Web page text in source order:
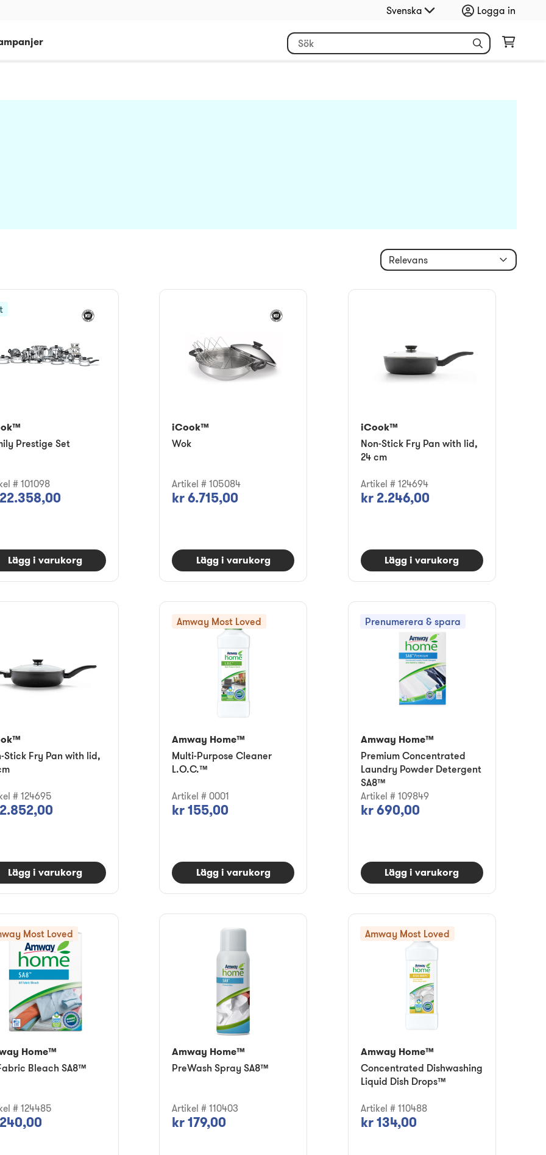
Svenska Logga in
Relevans
Prestige Set
# 101098
Lägg i varukorg
iCook™
Wok
Artikel # 105084
kr 6.715,00
Lägg i varukorg
iCook™
Non-Stick Fry Pan with lid,
24 cm
Artikel # 124694
kr 2.246,00
Lägg i varukorg
Stick Fry Pan with lid,
# 124695
Lägg i varukorg
Amway Most Loved
Amway Home™
Multi-Purpose Cleaner
L.O.C.™
Artikel # 0001
kr 155,00
Lägg i varukorg
Prenumerera & spara
Amway Home™
Premium Concentrated
Laundry Powder Detergent
SA8™
Artikel # 109849
kr 690,00
Lägg i varukorg
Most Loved
Home™
Bleach SA8™
# 124485
Amway Home™
PreWash Spray SA8™
Artikel # 110403
kr 179,00
Amway Most Loved
Amway Home™
Concentrated Dishwashing
Liquid Dish Drops™
Artikel # 110488
kr 134,00